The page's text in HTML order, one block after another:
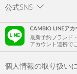
公式SNS
CAMBIO LINEアカ
最新予約ブランド
アカウント連携で
個人情報の取り扱い